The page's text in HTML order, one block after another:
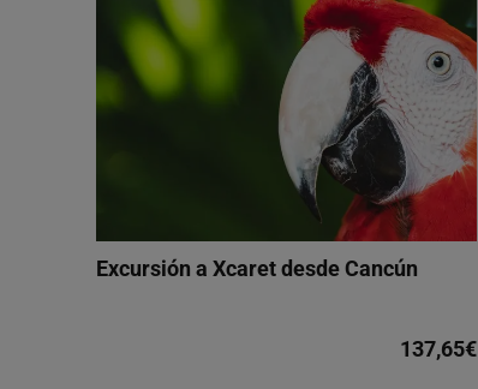
Excursión a Xcaret desde Cancún
137,65€